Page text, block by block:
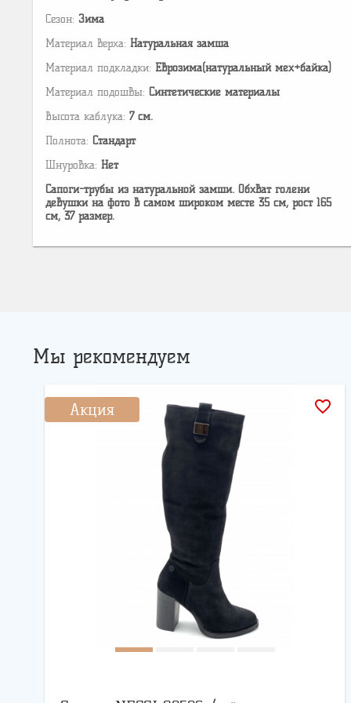
Сезон: Зима
Материал верха: Натуральная замша
Материал подкладки: Еврозима(натуральный мех+байка)
Материал подошвы: Cинтетические материалы
Высота каблука: 7 см.
Полнота: Стандарт
Шнуровка: Нет
Сапоги-трубы из натуральной замши. Обхват голени
девушки на фото в самом широком месте 35 см, рост 165
см, 37 размер.
Мы рекомендуем
Акция favorite_border